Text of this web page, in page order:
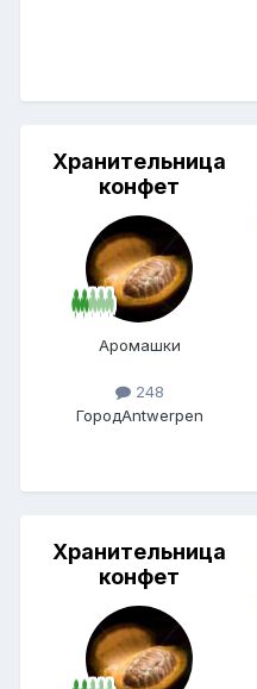
Хранительница
конфет
Аромашки
248
ГородAntwerpen
Хранительница
конфет